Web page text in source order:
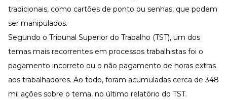
Recursos Humanos
Fortaleça a cultura organizacional
Treinamento de Produto
Materiais Gratuitos
Materiais Gratuitos
tradicionais, como cartões de ponto ou senhas, que podem
ser manipulados.
Segundo o Tribunal Superior do Trabalho (TST), um dos
temas mais recorrentes em processos trabalhistas foi o
pagamento incorreto ou o não pagamento de horas extras
aos trabalhadores. Ao todo, foram acumuladas cerca de 348
mil ações sobre o tema, no último relatório do TST.